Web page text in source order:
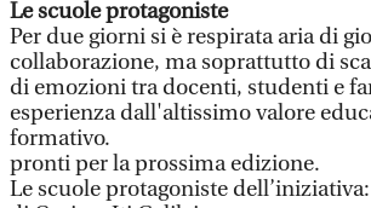
Le scuole protagoniste
Per due giorni si è respirata aria di
collaborazione, ma soprattutto di
di emozioni tra docenti, studenti e
esperienza dall'altissimo valore
formativo.
pronti per la prossima edizione.
Le scuole protagoniste